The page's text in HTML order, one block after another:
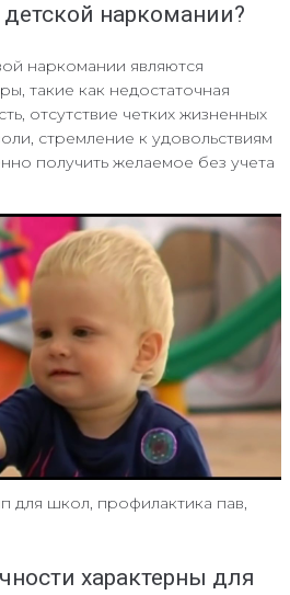
наркомании?
наркомании являются
такие как недостаточная
отсутствие четких жизненных
стремление к удовольствиям
получить желаемое без учета
для школ, профилактика пав,
характерны для